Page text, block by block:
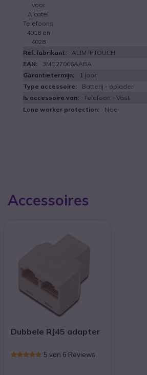
voor
Alcatel
Telefoons
4018 en
4028
ALIM IPTOUCH
3MG27066AABA
1 jaar
Batterij - oplader
Telefoon - Vast
Nee
Accessoires
Dubbele RJ45 adapter
5 van 6 Reviews